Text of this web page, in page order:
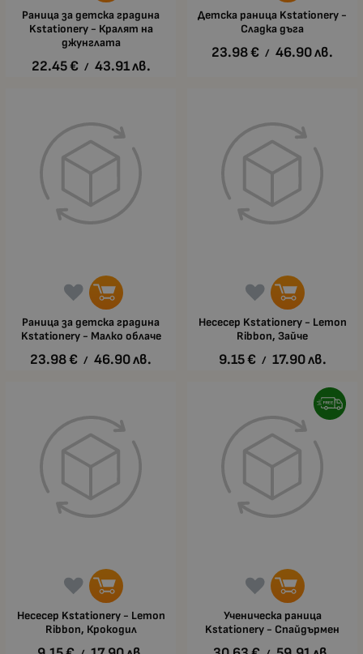
Раница за детска градина
Kstationery - Кралят на
джунглата
22.45€ / 43.91лв.
Детска раница Kstationery -
Сладка дъга
23.98€ / 46.90лв.
Раница за детска градина
Kstationery - Малко облаче
23.98€ / 46.90лв.
Несесер Kstationery - Lemon
Ribbon, Зайче
9.15€ / 17.90лв.
Несесер Kstationery - Lemon
Ribbon, Крокодил
Ученическа раница
Kstationery - Спайдърмен